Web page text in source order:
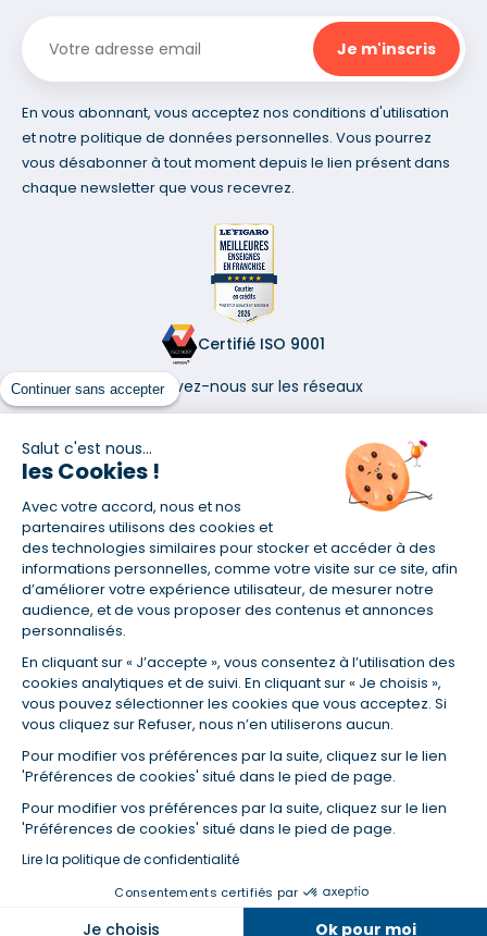
Continuer sans accepter
Salut c'est nous...
les Cookies !
Avec votre accord, nous et nos
partenaires utilisons des cookies et
des technologies similaires pour stocker et accéder à des
informations personnelles, comme votre visite sur ce site, afin
d’améliorer votre expérience utilisateur, de mesurer notre
audience, et de vous proposer des contenus et annonces
personnalisés.
En cliquant sur « J’accepte », vous consentez à l’utilisation des
cookies analytiques et de suivi. En cliquant sur « Je choisis »,
vous pouvez sélectionner les cookies que vous acceptez. Si
vous cliquez sur Refuser, nous n’en utiliserons aucun.
Pour modifier vos préférences par la suite, cliquez sur le lien
'Préférences de cookies' situé dans le pied de page.
Pour modifier vos préférences par la suite, cliquez sur le lien
'Préférences de cookies' situé dans le pied de page.
Lire la politique de confidentialité
Consentements certifiés par
Je choisis Ok pour moi
Dans la même catégorie
En vous abonnant, vous acceptez nos conditions d'utilisation
et notre politique de données personnelles. Vous pourrez
vous désabonner à tout moment depuis le lien présent dans
chaque newsletter que vous recevrez.
Certifié ISO 9001
Retrouvez-nous sur les réseaux
(1) Taux fixe national hors assurance et selon votre profil
(2) Économie de 65 % pour l'assurance d'un prêt amortissable de 330
457,23 € à 0,90 % sur 19,5 ans, accordé à un salarié non cadre assuré à
100 % (décès, PTIA, IPP, ITT, IPP) âgé de 36 ans fumeur et une personne
salariée non cadre assurée à 100 % (décès, PTIA, IPP, ITT, IPP) âgée de 35
ans et non-fumeur, tous deux sans risque médical connu. Au
14/07/2019, coût de l'assurance proposée par la banque 179,08 €/mois
en moyenne contre 64,60 €/mois en moyenne au 14/07/2022 avec
Empruntis.com (TAEA : 0,44 %, coût total de l'assurance : 15 117,65 €).
(3) Taux minimum pour un crédit consommation d'un montant fixé entre
5 000 et 20 000 euros, selon profil et durée.
de la durée de remboursement ainsi que la hausse du coût total du
crédit.
(5) Banques de réseau, mutualistes, spécialisées, directions
régionales, organismes de crédit selon votre profil et votre demande.
Mutuelles, compagnies et courtiers d'assurances. Selon votre profil et
votre demande.
(6) Banques de réseau, mutualistes, spécialisées, directions
régionales, organismes de crédit, selon votre profil et votre demande.